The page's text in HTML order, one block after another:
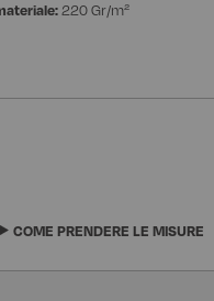
220 Gr/m²
COME PRENDERE LE MISURE